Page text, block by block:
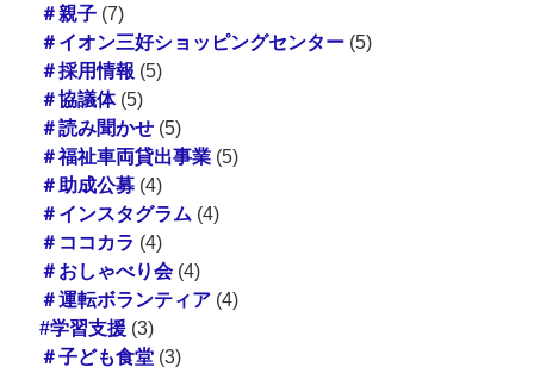
＃親子(7)
＃イオン三好ショッピングセンター(5)
＃採用情報 (5)
＃協議体(5)
＃読み聞かせ(5)
＃福祉車両貸出事業(5)
＃助成公募(4)
＃インスタグラム (4)
＃ココカラ (4)
＃おしゃべり会(4)
＃運転ボランティア(4)
#学習支援(3)
＃子ども食堂(3)